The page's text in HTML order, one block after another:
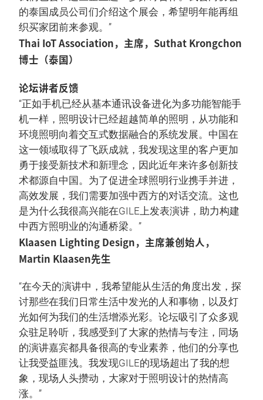
的泰国成员公司们介绍这个展会，希望明年能再组
织买家团前来参观。”
Thai IoT Association，主席，Suthat Krongchon
博士（泰国）
论坛讲者反馈
“正如手机已经从基本通讯设备进化为多功能智能手
机一样，照明设计已经超越简单的照明，从功能和
环境照明向着交互式数据融合的系统发展。中国在
这一领域取得了飞跃成就，我发现这里的客户更加
勇于接受新技术和新理念，因此近年来许多创新技
术都源自中国。为了促进全球照明行业携手并进，
高效发展，我们需要加强中西方的对话交流。这也
是为什么我很高兴能在GILE上发表演讲，助力构建
中西方照明业的沟通桥梁。”
Klaasen Lighting Design，主席兼创始人，
Martin Klaasen先生
“在今天的演讲中，我希望能从生活的角度出发，探
讨那些在我们日常生活中发光的人和事物，以及灯
光如何为我们的生活增添光彩。论坛吸引了众多观
众驻足聆听，我感受到了大家的热情与专注，同场
的演讲嘉宾都具备很高的专业素养，他们的分享也
让我受益匪浅。我发现GILE的现场超出了我的想
象，现场人头攒动，大家对于照明设计的热情高
涨。”